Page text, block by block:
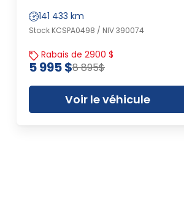
141 433 km
Stock KCSPA0498 / NIV 390074
Rabais de 2900 $
8 895$
5 995 $
Voir le véhicule